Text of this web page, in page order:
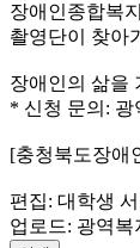
장애인종합복
촬영단이 찾아
장애인의 삶을
* 신청 문의: 광
[충청북도장애
편집: 대학생
업로드: 광역복